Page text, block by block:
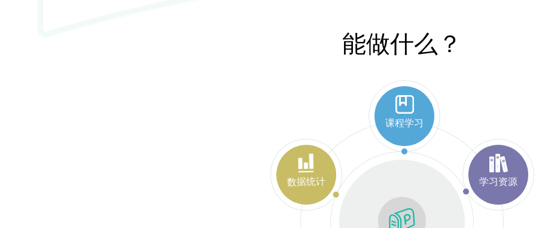
能做什么？
课程学习
学习资源
数据统计